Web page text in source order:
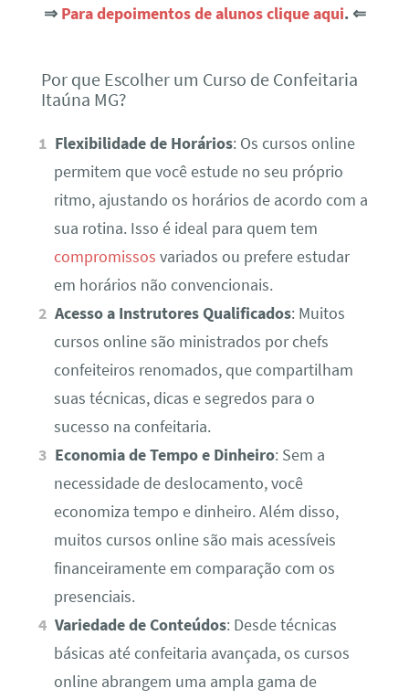
⇒ Para depoimentos de alunos clique aqui. ⇐
Por que Escolher um Curso de Confeitaria
Itaúna MG?
Flexibilidade de Horários: Os cursos online
permitem que você estude no seu próprio
ritmo, ajustando os horários de acordo com a
sua rotina. Isso é ideal para quem tem
compromissos variados ou prefere estudar
em horários não convencionais.
Acesso a Instrutores Qualificados: Muitos
cursos online são ministrados por chefs
confeiteiros renomados, que compartilham
suas técnicas, dicas e segredos para o
sucesso na confeitaria.
Economia de Tempo e Dinheiro: Sem a
necessidade de deslocamento, você
economiza tempo e dinheiro. Além disso,
muitos cursos online são mais acessíveis
financeiramente em comparação com os
presenciais.
Variedade de Conteúdos: Desde técnicas
básicas até confeitaria avançada, os cursos
online abrangem uma ampla gama de